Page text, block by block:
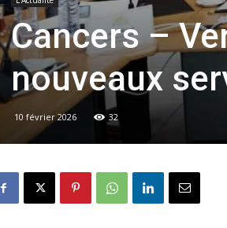
Cancers –
nouveaux
10 février 2026 32